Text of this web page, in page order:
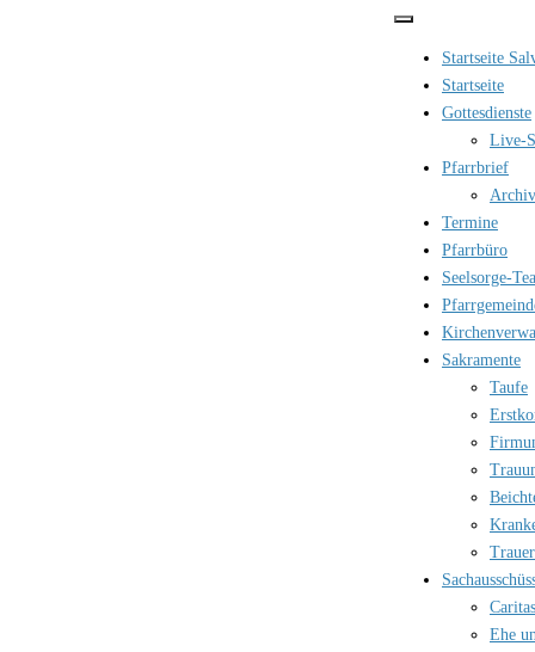
Startseite
Startseite
Gottesdienste
Live-
Pfarrbrief
Termine
Pfarrbüro
Seelsorge-
Sakramente
Taufe
Caritas
Ehe